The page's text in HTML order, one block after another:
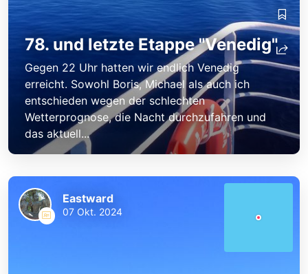
78. und letzte Etappe "Venedig"
Gegen 22 Uhr hatten wir endlich Venedig
erreicht. Sowohl Boris, Michael als auch ich
entschieden wegen der schlechten
Wetterprognose, die Nacht durchzufahren und
das aktuell...
Eastward
07 Okt. 2024